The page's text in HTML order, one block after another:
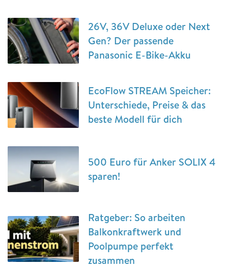
26V, 36V Deluxe oder Next
Gen? Der passende
Panasonic E-Bike-Akku
EcoFlow STREAM Speicher:
Unterschiede, Preise & das
beste Modell für dich
500 Euro für Anker SOLIX 4
sparen!
Ratgeber: So arbeiten
Balkonkraftwerk und
Poolpumpe perfekt
zusammen